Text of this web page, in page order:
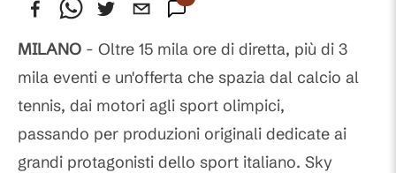
MILANO - Oltre 15 mila ore di diretta, più di 3
mila eventi e un'offerta che spazia dal calcio al
tennis, dai motori agli sport olimpici,
passando per produzioni originali dedicate ai
grandi protagonisti dello sport italiano. Sky